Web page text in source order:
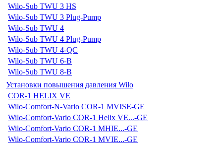
Wilo-Sub TWU 3 HS
Wilo-Sub TWU 3 Plug-Pump
Wilo-Sub TWU 4
Wilo-Sub TWU 4 Plug-Pump
Wilo-Sub TWU 4-QC
Wilo-Sub TWU 6-B
Wilo-Sub TWU 8-B
Установки повышения давления Wilo
COR-1 HELIX VE
Wilo-Comfort-N-Vario COR-1 MVISE-GE
Wilo-Comfort-Vario COR-1 Helix VE...-GE
Wilo-Comfort-Vario COR-1 MHIE...-GE
Wilo-Comfort-Vario COR-1 MVIE...-GE